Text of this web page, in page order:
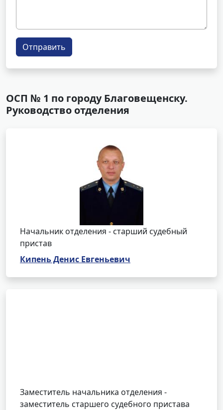
Отправить
ОСП № 1 по городу Благовещенску.
Руководство отделения
Начальник отделения - старший судебный
пристав
Кипень Денис Евгеньевич
Заместитель начальника отделения -
заместитель старшего судебного пристава